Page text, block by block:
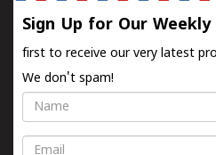
Sign Up for Our
first to receive our very latest
We don't spam!
Name
Email